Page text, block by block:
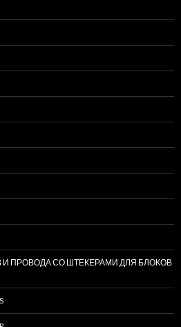
ПРОВОДА СО ШТЕКЕРАМИ ДЛЯ БЛОКОВ